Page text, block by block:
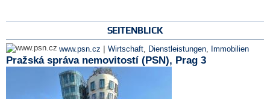
SEITENBLICK
www.psn.cz | Wirtschaft, Dienstleistungen, Immobilien
Pražská správa nemovitostí (PSN), Prag 3